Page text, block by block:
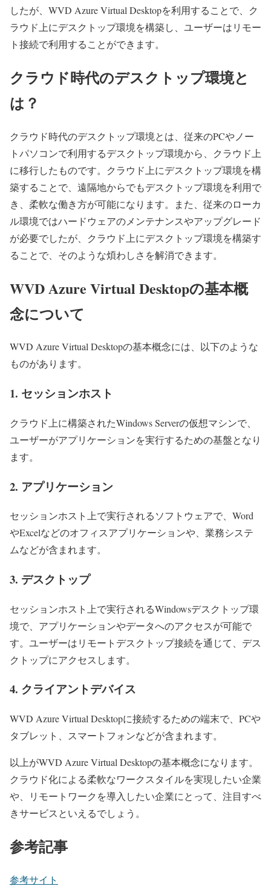
したが、WVD Azure Virtual Desktopを利用することで、ク
ラウド上にデスクトップ環境を構築し、ユーザーはリモー
ト接続で利用することができます。
クラウド時代のデスクトップ環境と
は？
クラウド時代のデスクトップ環境とは、従来のPCやノー
トパソコンで利用するデスクトップ環境から、クラウド上
に移行したものです。クラウド上にデスクトップ環境を構
築することで、遠隔地からでもデスクトップ環境を利用で
き、柔軟な働き方が可能になります。また、従来のローカ
ル環境ではハードウェアのメンテナンスやアップグレード
が必要でしたが、クラウド上にデスクトップ環境を構築す
ることで、そのような煩わしさを解消できます。
WVD Azure Virtual Desktopの基本概
念について
WVD Azure Virtual Desktopの基本概念には、以下のような
ものがあります。
1. セッションホスト
クラウド上に構築されたWindows Serverの仮想マシンで、
ユーザーがアプリケーションを実行するための基盤となり
ます。
2. アプリケーション
セッションホスト上で実行されるソフトウェアで、Word
やExcelなどのオフィスアプリケーションや、業務システ
ムなどが含まれます。
3. デスクトップ
セッションホスト上で実行されるWindowsデスクトップ環
境で、アプリケーションやデータへのアクセスが可能で
す。ユーザーはリモートデスクトップ接続を通じて、デス
クトップにアクセスします。
4. クライアントデバイス
WVD Azure Virtual Desktopに接続するための端末で、PCや
タブレット、スマートフォンなどが含まれます。
以上がWVD Azure Virtual Desktopの基本概念になります。
クラウド化による柔軟なワークスタイルを実現したい企業
や、リモートワークを導入したい企業にとって、注目すべ
きサービスといえるでしょう。
参考記事
参考サイト